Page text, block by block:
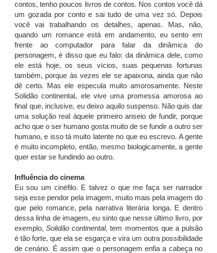
contos, tenho poucos livros de contos. Nos contos você dá
um gozada por conto e sai tudo de uma vez só. Depois
você vai trabalhando os detalhes, apenas. Mas, não,
quando um romance está em andamento, eu sento em
frente ao computador para falar da dinâmica do
personagem, é disso que eu falo: da dinâmica dele, como
ele está hoje, os seus vícios, suas pequenas fortunas
também, porque às vezes ele se apaixona, ainda que não
dê certo. Mas ele especula muito amorosamente. Neste
Solidão continental, ele vive uma promessa amorosa ao
final que, inclusive, eu deixo aquilo suspenso. Não quis dar
uma solução real àquele primeiro anseio de fundir, porque
acho que o ser humano gosta muito de se fundir a outro ser
humano, e isso tá muito latente no que eu escrevo. A gente
é muito incompleto, então, mesmo biologicamente, a gente
quer estar se fundindo ao outro.
Influência do cinema
Eu sou um cinéfilo. E talvez o que me faça ser narrador
seja esse pendor pela imagem, muito mais pela imagem do
que pelo romance, pela narrativa literária longa. E dentro
dessa linha de imagem, eu sinto que nesse último livro, por
exemplo,Solidão continental, tem momentos que a pulsão
é tão forte, que ela se esgarça e vira um outra possibilidade
de cenário. É assim que o personagem enfia a cabeça no